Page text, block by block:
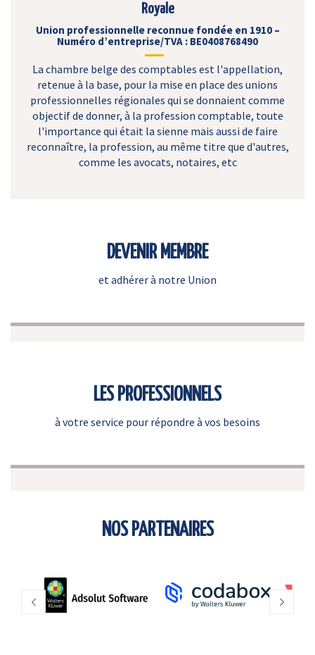
Royale
Union professionnelle reconnue fondée en 1910 –
Numéro d’entreprise/TVA : BE0408768490
La chambre belge des comptables est l'appellation,
retenue à la base, pour la mise en place des unions
professionnelles régionales qui se donnaient comme
objectif de donner, à la profession comptable, toute
l'importance qui était la sienne mais aussi de faire
reconnaître, la profession, au même titre que d'autres,
comme les avocats, notaires, etc
DEVENIR MEMBRE
et adhérer à notre Union
LES PROFESSIONNELS
à votre service pour répondre à vos besoins
NOS PARTENAIRES